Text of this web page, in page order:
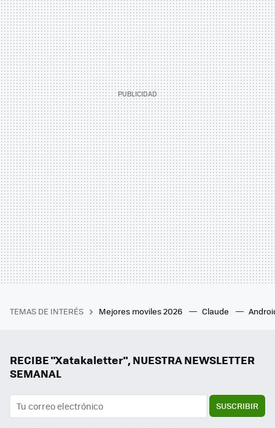
TEMAS DE INTERÉS Mejores moviles 2026 Claude
RECIBE "Xatakaletter", NUESTRA NEWSLETTER
SEMANAL
SUSCRIBIR